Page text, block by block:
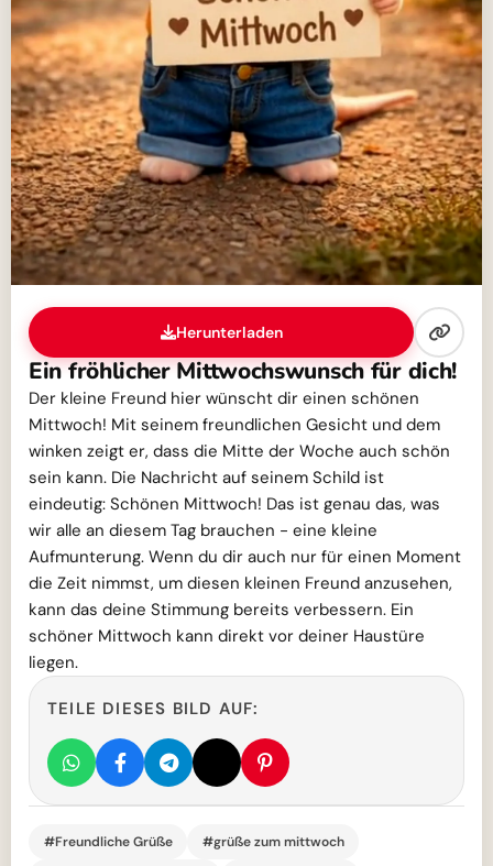
Herunterladen
Ein fröhlicher Mittwochswunsch für dich!
Der kleine Freund hier wünscht dir einen schönen
Mittwoch! Mit seinem freundlichen Gesicht und dem
winken zeigt er, dass die Mitte der Woche auch schön
sein kann. Die Nachricht auf seinem Schild ist
eindeutig: Schönen Mittwoch! Das ist genau das, was
wir alle an diesem Tag brauchen - eine kleine
Aufmunterung. Wenn du dir auch nur für einen Moment
die Zeit nimmst, um diesen kleinen Freund anzusehen,
kann das deine Stimmung bereits verbessern. Ein
schöner Mittwoch kann direkt vor deiner Haustüre
liegen.
TEILE DIESES BILD AUF:
#Freundliche Grüße
#grüße zum mittwoch